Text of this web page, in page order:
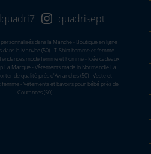
quadrisept
dans la Manche - Boutique en ligne
dans la Manvhe (50) - T-Shirt homme et femme -
mode femme et homme - Idée cadeaux
La Marque - Vêtements made in Normandie La
de qualité près d'Avranches (50) - Veste et
- Vêtements et bavoirs pour bébé près de
Coutances (50)